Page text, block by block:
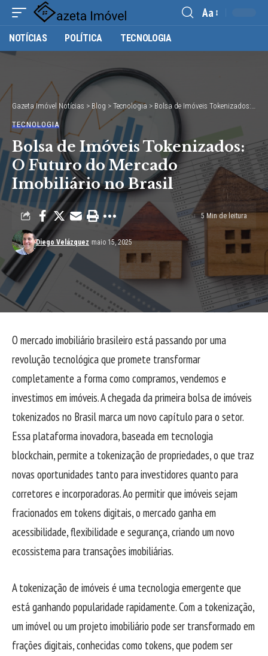
Font
Aa
NOTÍCIAS POLÍTICA TECNOLOGIA
Gazeta Imóvel Notícias > Blog > Tecnologia > Bolsa de Imóveis Tokenizados: O Futuro do Mercado Imobiliário no Brasil
TECNOLOGIA
Bolsa de Imóveis Tokenizados:
O Futuro do Mercado
Imobiliário no Brasil
Diego Velázquez maio 15, 2025
5 Min de leitura
O mercado imobiliário brasileiro está passando por uma
revolução tecnológica que promete transformar
completamente a forma como compramos, vendemos e
investimos em imóveis. A chegada da primeira bolsa de imóveis
tokenizados no Brasil marca um novo capítulo para o setor.
Essa plataforma inovadora, baseada em tecnologia
blockchain, permite a tokenização de propriedades, o que traz
novas oportunidades tanto para investidores quanto para
corretores e incorporadoras. Ao permitir que imóveis sejam
fracionados em tokens digitais, o mercado ganha em
acessibilidade, flexibilidade e segurança, criando um novo
ecossistema para transações imobiliárias.
A tokenização de imóveis é uma tecnologia emergente que
está ganhando popularidade rapidamente. Com a tokenização,
um imóvel ou um projeto imobiliário pode ser transformado em
frações digitais, conhecidas como tokens, que podem ser